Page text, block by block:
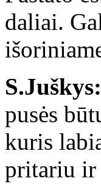
daliai.
S.Juškys:
pusės
kuris
pritariu ir